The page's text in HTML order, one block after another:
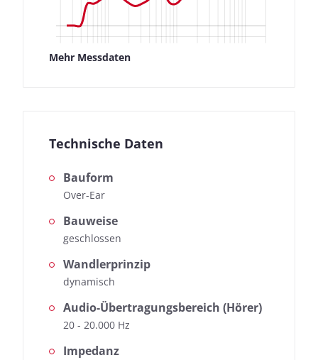
Mehr Messdaten
Technische Daten
Bauform
Over-Ear
Bauweise
geschlossen
Wandlerprinzip
dynamisch
Audio-Übertragungsbereich (Hörer)
20 - 20.000 Hz
Impedanz